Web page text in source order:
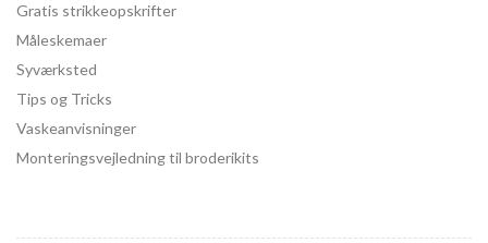
Gratis strikkeopskrifter
Måleskemaer
Syværksted
Tips og Tricks
Vaskeanvisninger
Monteringsvejledning til broderikits